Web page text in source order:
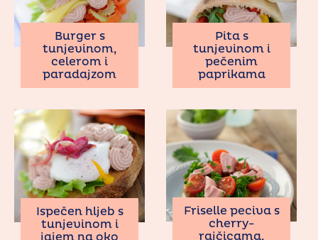
Burger s
tunjevinom,
celerom i
paradajzom
Pita s
tunjevinom i
pečenim
paprikama
Ispečen hljeb s
tunjevinom i
jajem na oko
Friselle peciva s
cherry-
rajčicama,